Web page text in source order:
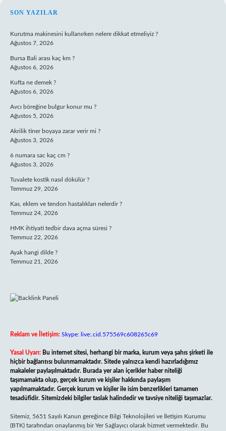
SIDEBAR
SON YAZILAR
Kurutma makinesini kullanırken nelere dikkat etmeliyiz ?
Ağustos 7, 2026
Bursa Bali arası kaç km ?
Ağustos 6, 2026
Kufta ne demek ?
Ağustos 6, 2026
Avcı böreğine bulgur konur mu ?
Ağustos 5, 2026
Akrilik tiner boyaya zarar verir mi ?
Ağustos 3, 2026
6 numara sac kaç cm ?
Ağustos 3, 2026
Tuvalete kostik nasıl dökülür ?
Temmuz 29, 2026
Kas, eklem ve tendon hastalıkları nelerdir ?
Temmuz 24, 2026
HMK ihtiyati tedbir dava açma süresi ?
Temmuz 22, 2026
Ayak hangi dilde ?
Temmuz 21, 2026
Reklam ve İletişim: Skype: live:.cid.575569c608265c69
Yasal Uyarı: Bu internet sitesi, herhangi bir marka, kurum veya şahıs şirketi ile
hiçbir bağlantısı bulunmamaktadır. Sitede yalnızca kendi hazırladığımız
makaleler paylaşılmaktadır. Burada yer alan içerikler haber niteliği
taşımamakta olup, gerçek kurum ve kişiler hakkında paylaşım
yapılmamaktadır. Gerçek kurum ve kişiler ile isim benzerlikleri tamamen
tesadüfidir. Sitemizdeki bilgiler taslak halindedir ve tavsiye niteliği taşımazlar.
Sitemiz, 5651 Sayılı Kanun gereğince Bilgi Teknolojileri ve İletişim Kurumu
(BTK) tarafından onaylanmış bir Yer Sağlayıcı olarak hizmet vermektedir. Bu